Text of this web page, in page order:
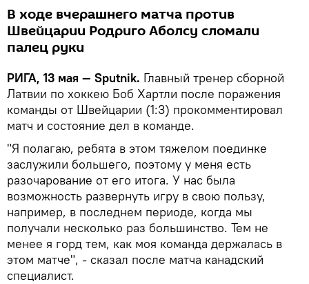
В ходе вчерашнего матча против
Швейцарии Родриго Аболсу сломали
палец руки
РИГА, 13 мая — Sputnik. Главный тренер сборной
Латвии по хоккею Боб Хартли после поражения
команды от Швейцарии (1:3) прокомментировал
матч и состояние дел в команде.
"Я полагаю, ребята в этом тяжелом поединке
заслужили большего, поэтому у меня есть
разочарование от его итога. У нас была
возможность развернуть игру в свою пользу,
например, в последнем периоде, когда мы
получали несколько раз большинство. Тем не
менее я горд тем, как моя команда держалась в
этом матче", - сказал после матча канадский
специалист.